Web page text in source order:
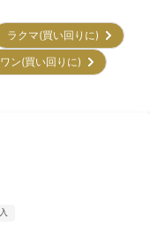
ラクマ(買い回りに)
ン(買い回りに)